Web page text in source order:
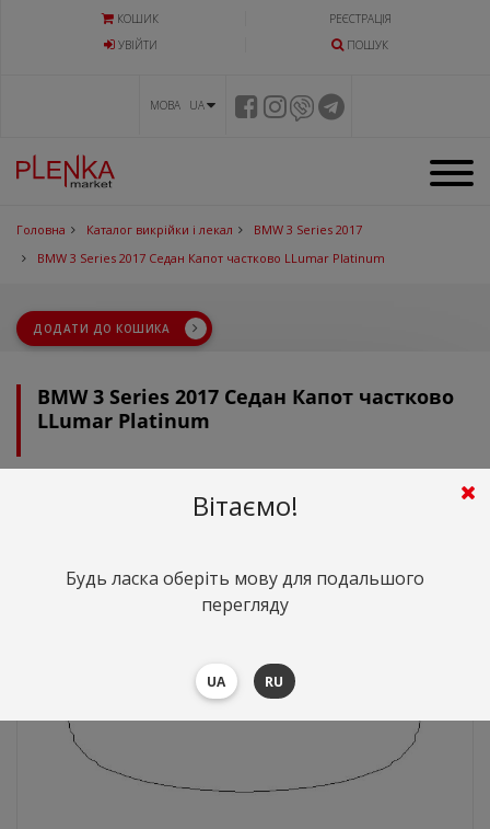
КОШИК
РЕЄСТРАЦІЯ
УВIЙТИ
ПОШУК
МОВА UA
Головна Каталог викрійки і лекал
BMW 3 Series 2017
BMW 3 Series 2017 Седан Капот частково LLumar Platinum
ДОДАТИ ДО КОШИКА
BMW 3 Series 2017 Седан Капот частково
LLumar Platinum
грн. ($74.96)
Вітаємо!
Будь ласка оберіть мову для подальшого
перегляду
UA RU